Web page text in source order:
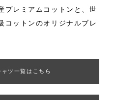
プレミアムコットンと、世
コットンのオリジナルブレ
ツ一覧はこちら